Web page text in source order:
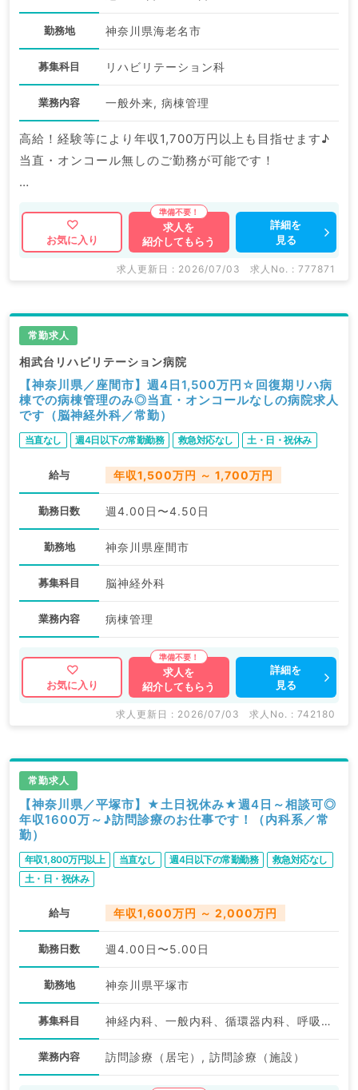
勤務地 神奈川県海老名市
募集科目 リハビリテーション科
業務内容 一般外来, 病棟管理
高給！経験等により年収1,700万円以上も目指せます♪
当直・オンコール無しのご勤務が可能です！
マイナビDOCTORでは病院やクリニックなどの医療機
関求人はもちろんのこと、
掲載情報以外にも産業医等の企業系求人も多数扱ってい
お気に入り
求人を
紹介してもらう
詳細を
見る
求人更新日 : 2026/07/03 求人No. : 777871
常勤求人
相武台リハビリテーション病院
【神奈川県／座間市】週4日1,500万円☆回復期リハ病
棟での病棟管理のみ◎当直・オンコールなしの病院求人
です（脳神経外科／常勤）
当直なし 週4日以下の常勤勤務 救急対応なし 土・日・祝休み
給与 年収1,500万円 ～ 1,700万円
勤務日数 週4.00日〜4.50日
勤務地 神奈川県座間市
募集科目 脳神経外科
業務内容 病棟管理
お気に入り
求人を
紹介してもらう
詳細を
見る
求人更新日 : 2026/07/03 求人No. : 742180
常勤求人
【神奈川県／平塚市】★土日祝休み★週4日～相談可◎
年収1600万～♪訪問診療のお仕事です！（内科系／常
勤）
年収1,800万円以上 当直なし 週4日以下の常勤勤務
救急対応なし
土・日・祝休み
給与 年収1,600万円 ～ 2,000万円
勤務日数 週4.00日〜5.00日
勤務地 神奈川県平塚市
募集科目 神経内科、一般内科、循環器内科、呼吸器内科、消化器内科、内分泌・代謝内科、腎臓内科、老年内科、血液内科、膠原病科
業務内容 訪問診療（居宅）, 訪問診療（施設）